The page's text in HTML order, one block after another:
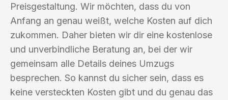
Preisgestaltung. Wir möchten, dass du von
Anfang an genau weißt, welche Kosten auf dich
zukommen. Daher bieten wir dir eine kostenlose
und unverbindliche Beratung an, bei der wir
gemeinsam alle Details deines Umzugs
besprechen. So kannst du sicher sein, dass es
keine versteckten Kosten gibt und du genau das